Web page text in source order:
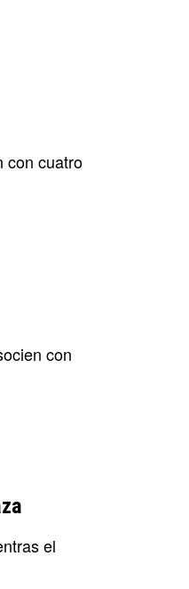
con cuatro
con
el